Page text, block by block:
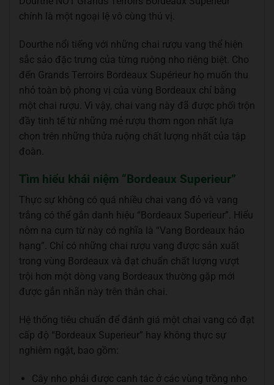
chính là một ngoại lệ vô cùng thú vị.
Dourthe nổi tiếng với những chai rượu vang thể hiện
sắc sảo đặc trưng của từng ruộng nho riêng biệt. Cho
đến Grands Terroirs Bordeaux Supérieur họ muốn thu
nhỏ toàn bộ phong vị của vùng Bordeaux chỉ bằng
một chai rượu. Vì vậy, chai vang này đã được phối trộn
đầy tinh tế từ những mẻ rượu thơm ngon nhất lựa
chọn trên những thửa ruộng chất lượng nhất của tập
đoàn.
Tìm hiểu khái niệm “Bordeaux Superieur”
Thực sự không có quá nhiều chai vang đỏ và vang
trắng có thể gắn danh hiệu “Bordeaux Superieur”. Hiểu
nôm na cụm từ này có nghĩa là “Vang Bordeaux hảo
hạng”. Chỉ có những chai rượu vang được sản xuất
trong vùng Bordeaux và đạt chuẩn chất lượng vượt
trội hơn một dòng vang Bordeaux thường gặp mới
được gắn nhãn này trên thân chai.
Hệ thống tiêu chuẩn để đánh giá một chai vang có đạt
cấp độ “Bordeaux Superieur” hay không thực sự
nghiêm ngặt, bao gồm:
Cây nho phải được canh tác ở các vùng trồng nho